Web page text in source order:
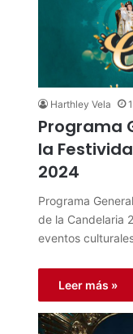
Harthley Vela
Programa
la
2024
Programa
de la Candelaria
eventos
Leer más »